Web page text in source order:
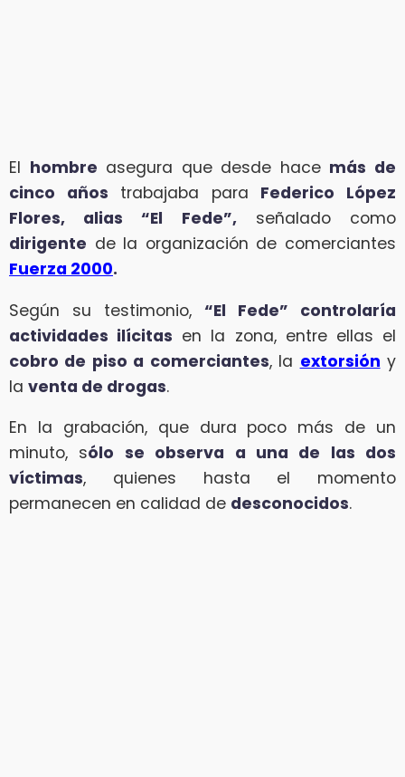
El hombre asegura que desde hace más de
cinco años trabajaba para Federico López
Flores, alias “El Fede”,señalado como
dirigente de la organización de comerciantes
Fuerza 2000.
Según su testimonio, “El Fede” controlaría
actividades ilícitas en la zona, entre ellas el
cobro de piso a comerciantes, la extorsión y
la venta de drogas.
En la grabación, que dura poco más de un
minuto, sólo se observa a una de las dos
víctimas, quienes hasta el momento
permanecen en calidad de desconocidos.